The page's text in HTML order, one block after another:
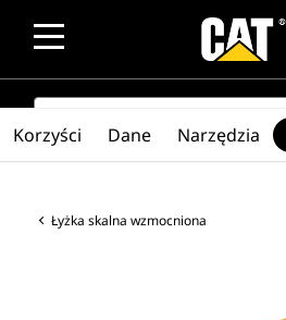
SEARCH
Łyżka skalna wzmocniona
Korzyści Dane Narzędzia